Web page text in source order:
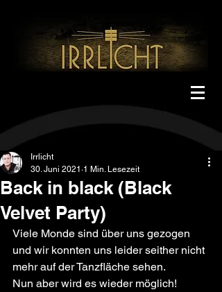
Back in black (Black
Velvet Party)
Irrlicht
30. Juni 2021 1 Min. Lesezeit
Viele Monde sind über uns gezogen
und wir konnten uns leider seither nicht
mehr auf der Tanzfläche sehen.
Nun aber wird es wieder möglich!